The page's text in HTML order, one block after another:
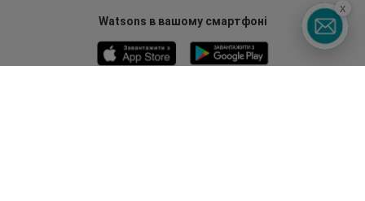
Watsons в вашому смартфоні
x